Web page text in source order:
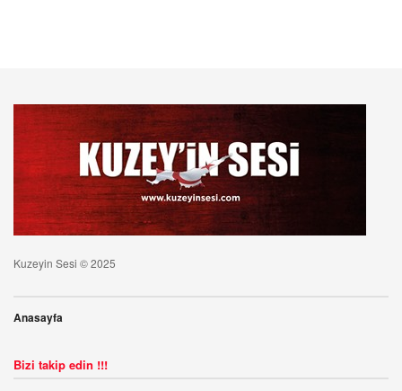
Kuzeyin Sesi © 2025
Anasayfa
Bizi takip edin !!!